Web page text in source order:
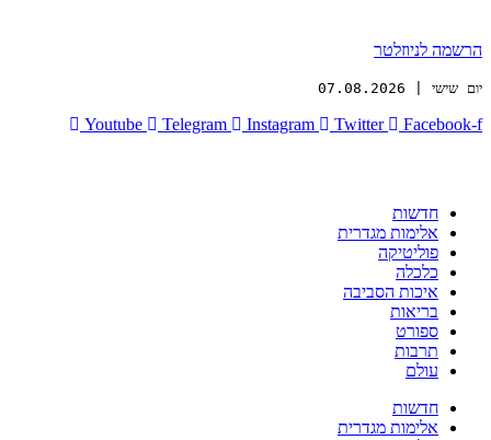
הרשמה לניוזלטר
יום שישי | 07.08.2026
Youtube Telegram Instagram Twitter Facebook-f
חדשות
אלימות מגדרית
פוליטיקה
כלכלה
איכות הסביבה
בריאות
ספורט
תרבות
עולם
חדשות
אלימות מגדרית